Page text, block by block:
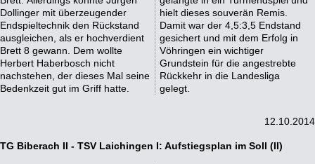
Dollinger mit überzeugender
Endspieltechnik den Rückstand
ausgleichen, als er hochverdient
Brett 8 gewann. Dem wollte
Herbert Haberbosch nicht
nachstehen, der dieses Mal seine
Bedenkzeit gut im Griff hatte.
hielt dieses souverän Remis.
Damit war der 4,5:3,5 Endstand
gesichert und mit dem Erfolg in
Vöhringen ein wichtiger
Grundstein für die angestrebte
Rückkehr in die Landesliga
gelegt.
12.10.2014
TG Biberach II - TSV Laichingen I: Aufstiegsplan im Soll (II)